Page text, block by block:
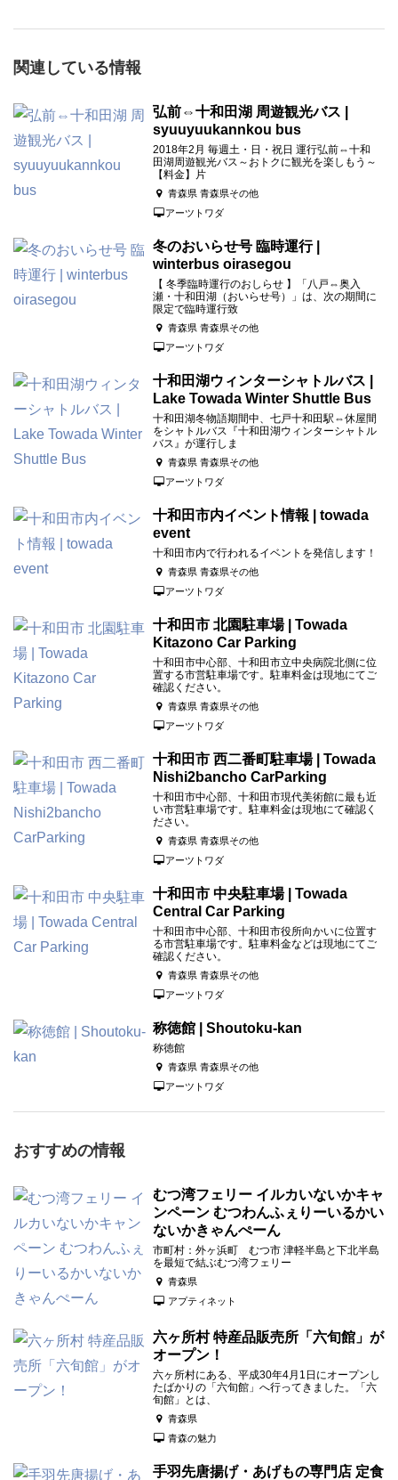
関連している情報
弘前⇔十和田湖 周遊観光バス |
syuuyuukannkou bus
2018年2月 毎週土・日・祝日 運行弘前⇔十和
田湖周遊観光バス～おトクに観光を楽しもう～
【料金】片
青森県 青森県その他
アーツトワダ
冬のおいらせ号 臨時運行 |
winterbus oirasegou
【 冬季臨時運行のおしらせ 】「八戸⇔奥入
瀬・十和田湖（おいらせ号）」は、次の期間に
限定で臨時運行致
青森県 青森県その他
アーツトワダ
十和田湖ウィンターシャトルバス |
Lake Towada Winter Shuttle Bus
十和田湖冬物語期間中、七戸十和田駅⇔休屋間
をシャトルバス『十和田湖ウィンターシャトル
バス』が運行しま
青森県 青森県その他
アーツトワダ
十和田市内イベント情報 | towada
event
十和田市内で行われるイベントを発信します！
青森県 青森県その他
アーツトワダ
十和田市 北園駐車場 | Towada
Kitazono Car Parking
十和田市中心部、十和田市立中央病院北側に位
置する市営駐車場です。駐車料金は現地にてご
確認ください。
青森県 青森県その他
アーツトワダ
十和田市 西二番町駐車場 | Towada
Nishi2bancho CarParking
十和田市中心部、十和田市現代美術館に最も近
い市営駐車場です。駐車料金は現地にて確認く
ださい。
青森県 青森県その他
アーツトワダ
十和田市 中央駐車場 | Towada
Central Car Parking
十和田市中心部、十和田市役所向かいに位置す
る市営駐車場です。駐車料金などは現地にてご
確認ください。
青森県 青森県その他
アーツトワダ
称徳館 | Shoutoku-kan
称徳館
青森県 青森県その他
アーツトワダ
おすすめの情報
むつ湾フェリー イルカいないかキャ
ンペーン むつわんふぇりーいるかい
ないかきゃんぺーん
市町村：外ヶ浜町 むつ市 津軽半島と下北半島
を最短で結ぶむつ湾フェリー
青森県
アプティネット
六ヶ所村 特産品販売所「六旬館」が
オープン！
六ヶ所村にある、平成30年4月1日にオープンし
たばかりの「六旬館」へ行ってきました。「六
旬館」とは、
青森県
青森の魅力
手羽先唐揚げ・あげもの専門店 定食